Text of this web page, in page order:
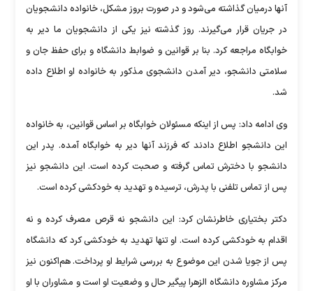
آنها درمیان گذاشته می‌شود و در صورت بروز مشکل، خانواده دانشجویان
در جریان قرار می‌گیرند. روز گذشته نیز یکی از دانشجویان ما دیر به
خوابگاه مراجعه کرد. بنا بر قوانین و ضوابط دانشگاه و برای حفظ جان و
سلامتی دانشجو، دیر آمدن دانشجوی مذکور به خانواده او اطلاع داده
شد.
وی ادامه داد: پس از اینکه مسئولان خوابگاه بر اساس قوانین، به خانواده
این دانشجو اطلاع دادند که فرزند آنها دیر به خوابگاه آمده. پدر این
دانشجو با دخترش تماس گرفته و صحبت کرده است. این دانشجو نیز
پس از تماس تلفنی با پدرش، ترسیده و تهدید به خودکشی کرده است.
دکتر بختیاری خاطرنشان کرد: این دانشجو نه قرص مصرف کرده و نه
اقدام به خودکشی کرده است. او تنها تهدید به خودکشی کرد که دانشگاه
پس از جویا شدن این موضوع به بررسی شرایط او پرداخت. هم‌اکنون نیز
مرکز مشاوره دانشگاه الزهرا پیگیر حال و وضعیت او است و مشاوران با او